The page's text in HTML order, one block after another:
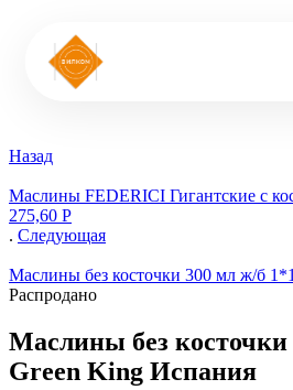
Назад
Маслины FEDERICI Гигантские с
275,60 Р
. Следующая
Маслины без косточки 300 мл ж/б
Распродано
Маслины без
Green King Испания